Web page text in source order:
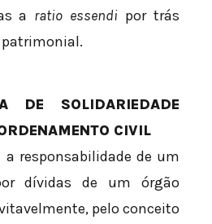
a ratio essendi por trás
patrimonial.
DE SOLIDARIEDADE
CIVIL
a responsabilidade de um
dívidas de um órgão
pelo conceito